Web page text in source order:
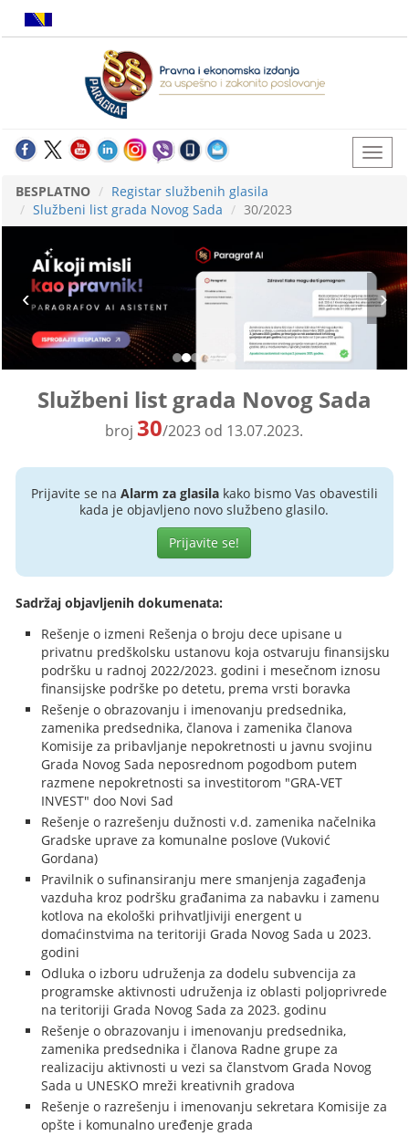
BESPLATNO
Registar službenih glasila
Službeni list grada Novog Sada
30/2023
Službeni list grada Novog Sada
broj 30/2023 od 13.07.2023.
Prijavite se na Alarm za glasilakako bismo Vas obavestili
kada je objavljeno novo službeno glasilo.
Prijavite se!
Sadržaj objavljenih dokumenata:
Rešenje o izmeni Rešenja o broju dece upisane u
privatnu predškolsku ustanovu koja ostvaruju finansijsku
podršku u radnoj 2022/2023. godini i mesečnom iznosu
finansijske podrške po detetu, prema vrsti boravka
Rešenje o obrazovanju i imenovanju predsednika,
zamenika predsednika, članova i zamenika članova
Komisije za pribavljanje nepokretnosti u javnu svojinu
Grada Novog Sada neposrednom pogodbom putem
razmene nepokretnosti sa investitorom "GRA-VET
INVEST" doo Novi Sad
Rešenje o razrešenju dužnosti v.d. zamenika načelnika
Gradske uprave za komunalne poslove (Vuković
Gordana)
Pravilnik o sufinansiranju mere smanjenja zagađenja
vazduha kroz podršku građanima za nabavku i zamenu
kotlova na ekološki prihvatljiviji energent u
domaćinstvima na teritoriji Grada Novog Sada u 2023.
godini
Odluka o izboru udruženja za dodelu subvencija za
programske aktivnosti udruženja iz oblasti poljoprivrede
na teritoriji Grada Novog Sada za 2023. godinu
Rešenje o obrazovanju i imenovanju predsednika,
zamenika predsednika i članova Radne grupe za
realizaciju aktivnosti u vezi sa članstvom Grada Novog
Sada u UNESKO mreži kreativnih gradova
Rešenje o razrešenju i imenovanju sekretara Komisije za
opšte i komunalno uređenje grada